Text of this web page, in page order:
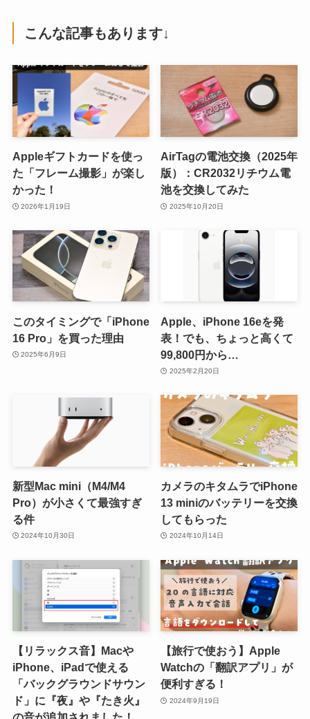
こんな記事もあります↓
Appleギフトカードを使っ
た「フレーム撮影」が楽し
かった！
2026年1月19日
AirTagの電池交換（2025年
版）：CR2032リチウム電
池を交換してみた
2025年10月20日
このタイミングで「iPhone
16 Pro」を買った理由
2025年6月9日
Apple、iPhone 16eを発
表！でも、ちょっと高くて
99,800円から…
2025年2月20日
新型Mac mini（M4/M4
Pro）が小さくて最強すぎ
る件
2024年10月30日
カメラのキタムラでiPhone
13 miniのバッテリーを交換
してもらった
2024年10月14日
【リラックス音】Macや
iPhone、iPadで使える
「バックグラウンドサウン
ド」に『夜』や『たき火』
【旅行で使おう】Apple
Watchの「翻訳アプリ」が
便利すぎる！
2024年9月19日